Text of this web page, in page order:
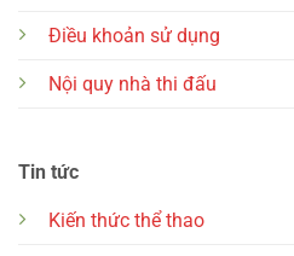
Điều khoản sử dụng
Nội quy nhà thi đấu
Tin tức
Kiến thức thể thao